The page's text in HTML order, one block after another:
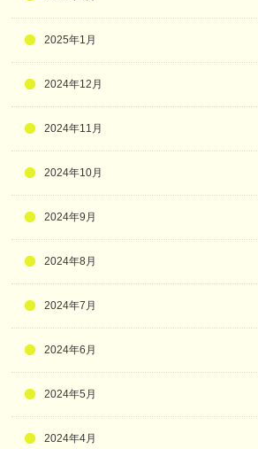
2025年1月
2024年12月
2024年11月
2024年10月
2024年9月
2024年8月
2024年7月
2024年6月
2024年5月
2024年4月